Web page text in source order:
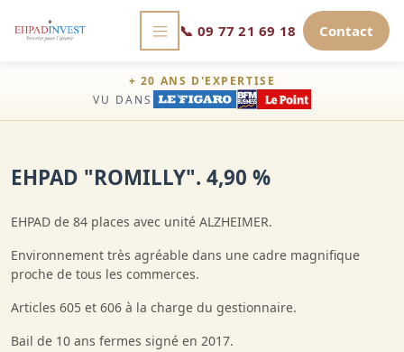
📞 09 77 21 69 18 Contact
+ 20 ANS D'EXPERTISE
VU DANS
EHPAD "ROMILLY". 4,90 %
EHPAD de 84 places avec unité ALZHEIMER.
Environnement très agréable dans une cadre magnifique
proche de tous les commerces.
Articles 605 et 606 à la charge du gestionnaire.
Bail de 10 ans fermes signé en 2017.